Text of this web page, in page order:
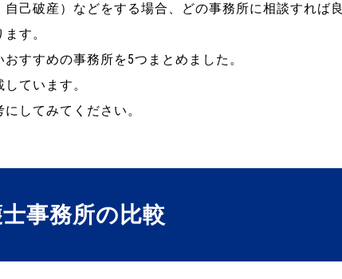
己破産）などをする場合、どの事務所に相談すれば良
す。
すすめの事務所を5つまとめました。
ています。
してみてください。
事務所の比較